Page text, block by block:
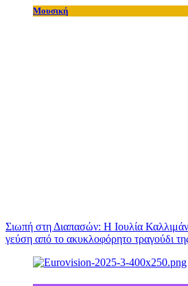
Μουσική
Σιωπή στη Διαπασών: Η Ιουλία
γεύση από το ακυκλοφόρητο τραγούδι